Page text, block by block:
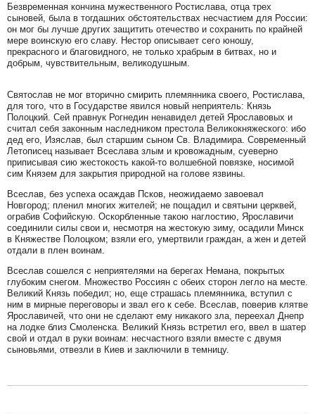
Безвременная кончина мужественного Ростислава, отца трех
сыновей, была в тогдашних обстоятельствах несчастием для России:
он мог бы лучше других защитить отечество и сохранить по крайней
мере воинскую его славу. Нестор описывает сего юношу,
прекрасного и благовидного, не только храбрым в битвах, но и
добрым, чувствительным, великодушным.
Святослав не мог вторично смирить племянника своего, Ростислава,
для того, что в Государстве явился новый неприятель: Князь
Полоцкий. Сей правнук Рогнедин ненавидел детей Ярославовых и
считал себя законным наследником престола Великокняжеского: ибо
дед его, Изяслав, был старшим сыном Св. Владимира. Современный
Летописец называет Всеслава злым и кровожадным, суеверно
приписывая сию жестокость какой-то волшебной повязке, носимой
сим Князем для закрытия природной на голове язвины.
Всеслав, без успеха осаждав Псков, неожидаемо завоевал
Новгород; пленил многих жителей; не пощадил и святыни церквей,
ограбив Софийскую. Оскорбленные такою наглостию, Ярославичи
соединили силы свои и, несмотря на жестокую зиму, осадили Минск
в Княжестве Полоцком; взяли его, умертвили граждан, а жен и детей
отдали в плен воинам.
Всеслав сошелся с неприятелями на берегах Немана, покрытых
глубоким снегом. Множество Россиян с обеих сторон легло на месте.
Великий Князь победил; но, еще страшась племянника, вступил с
ним в мирные переговоры и звал его к себе. Всеслав, поверив клятве
Ярославичей, что они не сделают ему никакого зла, переехал Днепр
на лодке близ Смоленска. Великий Князь встретил его, ввел в шатер
свой и отдал в руки воинам: несчастного взяли вместе с двумя
сыновьями, отвезли в Киев и заключили в темницу.